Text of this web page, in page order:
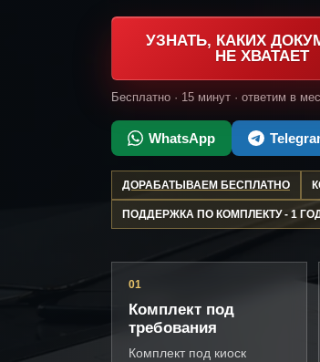
УЗНАТЬ, КАКИХ
НЕ ХВАТАЕТ
Бесплатно · 15 минут · ответим в
WhatsApp
ДОРАБАТЫВАЕМ БЕСПЛАТНО
ПОДДЕРЖКА ПО КОМПЛЕКТУ - 1
01
Комплект под
требования
Комплект под киоск